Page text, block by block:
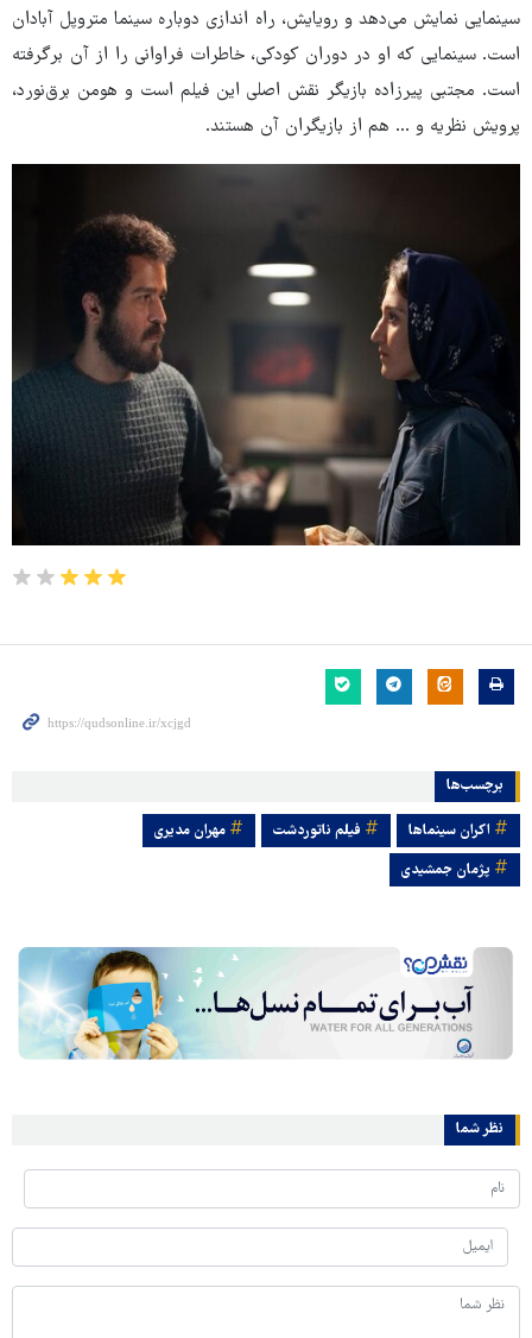
سینمایی نمایش می‌دهد و رویایش، راه اندازی دوباره سینما متروپل آبادان
است. سینمایی که او در دوران کودکی، خاطرات فراوانی را از آن برگرفته
است. مجتبی پیرزاده بازیگر نقش اصلی این فیلم است و هومن برق‌نورد،
پرویش نظریه و … هم از بازیگران آن هستند.
برچسب‌ها
اکران سینماها فیلم ناتوردشت
مهران مدیری
پژمان جمشیدی
نظر شما